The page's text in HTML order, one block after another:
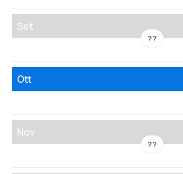
Set
??
Ott
Nov
??